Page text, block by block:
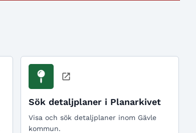
Sök detaljplaner i Planarkivet
Visa och sök detaljplaner inom Gävle
kommun.